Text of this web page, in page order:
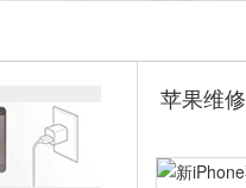
苹果维修